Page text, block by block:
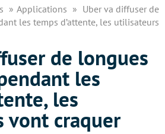
Applications
Uber va diffuser de
les temps d’attente, les utilisateurs
de longues
les
les
vont craquer